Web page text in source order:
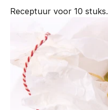
Receptuur voor 10 stuks.